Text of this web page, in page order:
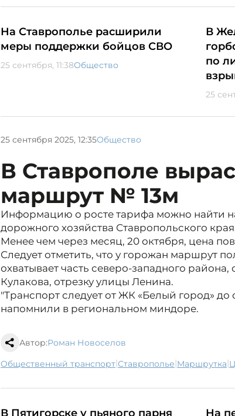
На Ставрополье расширили
меры поддержки бойцов СВО
25 сентября, 11:38Общество
В
по
25
25 сентября 2025, 12:35Общество
В Ставрополе
маршрут № 13м
Информацию о росте тарифа можно найти
дорожного хозяйства Ставропольского
Менее чем через месяц, 20 октября, цена
Следует отметить, что у горожан маршрут
охватывает часть северо-западного района,
Кулакова, отрезку улицы Ленина.
"Транспорт следует от ЖК «Белый город» до
напомнили в региональном миндоре.
Автор:Роман Новоселов
общественный транспорт| Ставрополье| маршрутка|
В Пятигорске у пьяного парня
На